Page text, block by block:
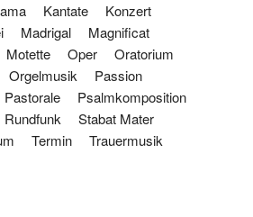
Kantate
Konzert
Madrigal
Magnificat
Motette Oper
Oratorium
Orgelmusik
Passion
Pastorale
Psalmkomposition
Rundfunk
Stabat Mater
Termin
Trauermusik